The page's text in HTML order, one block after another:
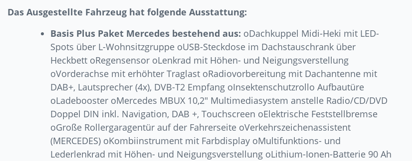
Das Ausgestellte Fahrzeug hat folgende Ausstattung:
Basis Plus Paket Mercedes bestehend aus: oDachkuppel Midi-Heki mit LED-
Spots über L-Wohnsitzgruppe oUSB-Steckdose im Dachstauschrank über
Heckbett oRegensensor oLenkrad mit Höhen- und Neigungsverstellung
oVorderachse mit erhöhter Traglast oRadiovorbereitung mit Dachantenne mit
DAB+, Lautsprecher (4x), DVB-T2 Empfang oInsektenschutzrollo Aufbautüre
oLadebooster oMercedes MBUX 10,2″ Multimediasystem anstelle Radio/CD/DVD
Doppel DIN inkl. Navigation, DAB +, Touchscreen oElektrische Feststellbremse
oGroße Rollergaragentür auf der Fahrerseite oVerkehrszeichenassistent
(MERCEDES) oKombiinstrument mit Farbdisplay oMultifunktions- und
Lederlenkrad mit Höhen- und Neigungsverstellung oLithium-Ionen-Batterie 90 Ah